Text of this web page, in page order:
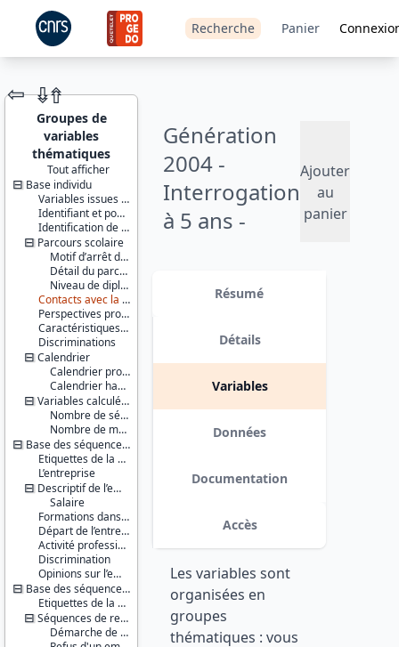
Recherche Panier
JEU DE
DONNÉES
Génération
2004 -
Interrogation
à 5 ans -
Ajouter
au
panier
⇦ ⇮⇮
Groupes de
variables
thématiques
Tout afficher
Base individu
Variables issues de la base de sondage
Identifiant et pondération
Identification de l’enquêté et délimitation du champ
Parcours scolaire
Motif d’arrêt des études
Détail du parcours scolaire
Niveau de diplôme
Contacts avec la mission locale / PAIO
Perspectives professionnelles
Caractéristiques individuelles et environnement familial
Discriminations
Calendrier
Calendrier professionnel
Calendrier habitat
Variables calculées
Nombre de séquences
Nombre de mois
Base des séquences d’emploi
Etiquettes de la séquence entreprise
L’entreprise
Descriptif de l’emploi
Salaire
Formations dans l’entreprise
Départ de l’entreprise
Activité professionnelle
Discrimination
Opinions sur l’emploi
Base des séquences de non emploi
Etiquettes de la séquence de non emploi
Séquences de recherche d’emploi, d’inactivité ou de formation
Démarche de recherche d'emploi
Identifiants :
lil-0575
doi:10.13144/lil-
0575
Thème :
Travail et
emploi
Série :
Génération
Couverture
géographique :
France
métropolitaine
Producteur :
CEREQ
Diffuseur :
Progedo-
Adisp
Résumé
Détails
Variables
Données
Documentation
Accès
Les variables sont
organisées en
groupes
thématiques : vous